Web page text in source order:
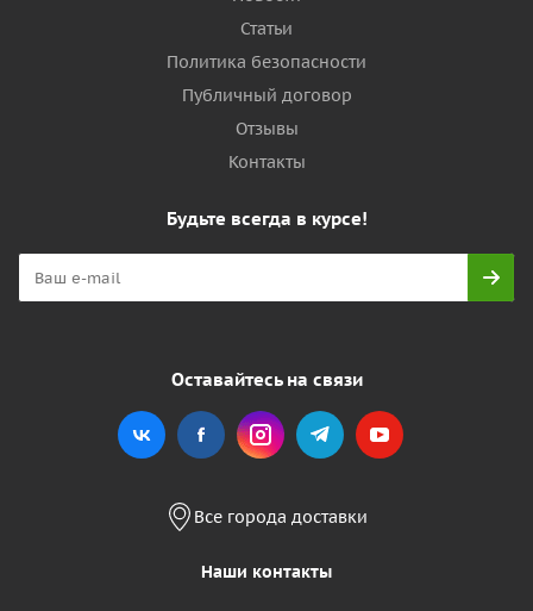
Статьи
Политика безопасности
Публичный договор
Отзывы
Контакты
Будьте всегда в курсе!
Оставайтесь на связи
Все города доставки
Наши контакты